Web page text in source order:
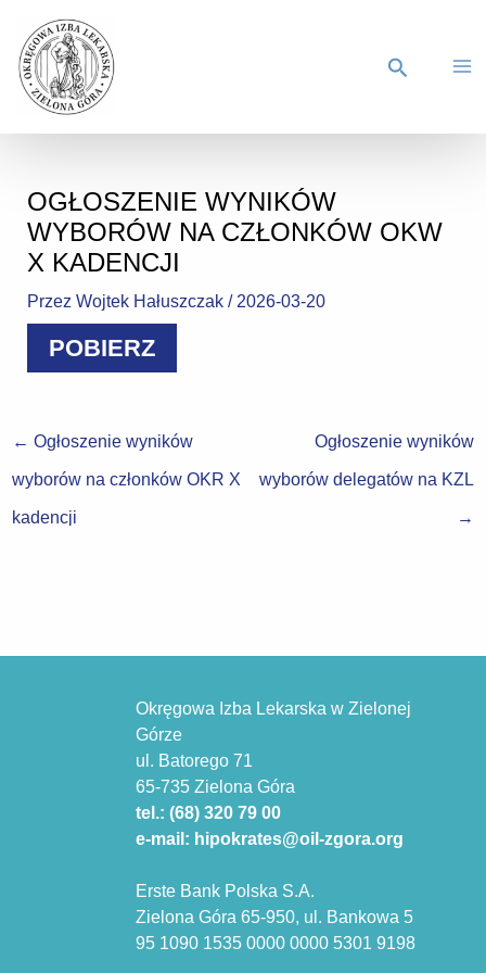
OGŁOSZENIE WYNIKÓW
WYBORÓW NA CZŁONKÓW OKW
X KADENCJI
PrzezWojtek Hałuszczak/ 2026-03-20
POBIERZ
← Ogłoszenie wyników
wyborów na członków OKR X
kadencji
Ogłoszenie wyników
wyborów delegatów na KZL
→
Okręgowa Izba Lekarska w Zielonej
Górze
ul. Batorego 71
65-735 Zielona Góra
tel.: (68) 320 79 00
e-mail: hipokrates@oil-zgora.org
Erste Bank Polska S.A.
Zielona Góra 65-950, ul. Bankowa 5
95 1090 1535 0000 0000 5301 9198